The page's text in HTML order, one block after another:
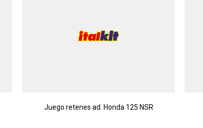
Juego retenes ad. Honda 125 NSR